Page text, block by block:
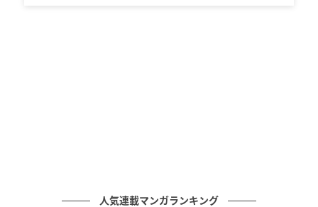
強度補強としても活用している。
人気連載マンガランキング